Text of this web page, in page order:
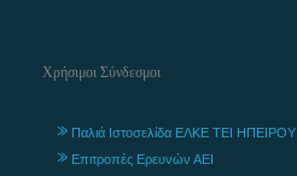
Χρήσιμοι Σύνδεσμοι
Παλιά Ιστοσελίδα ΕΛΚΕ ΤΕΙ ΗΠΕΙΡΟΥ
Επιτροπές Ερευνών ΑΕΙ